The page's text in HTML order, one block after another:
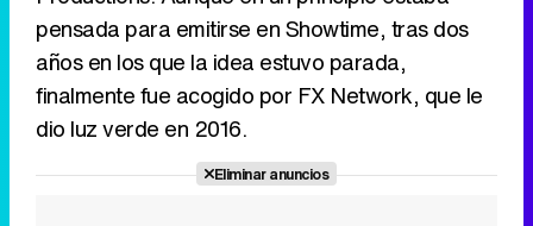
pensada para emitirse en Showtime, tras dos
años en los que la idea estuvo parada,
finalmente fue acogido por FX Network, que le
dio luz verde en 2016.
Eliminar anuncios